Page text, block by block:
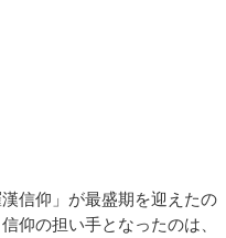
信仰」が最盛期を迎えたの
仰の担い手となったのは、